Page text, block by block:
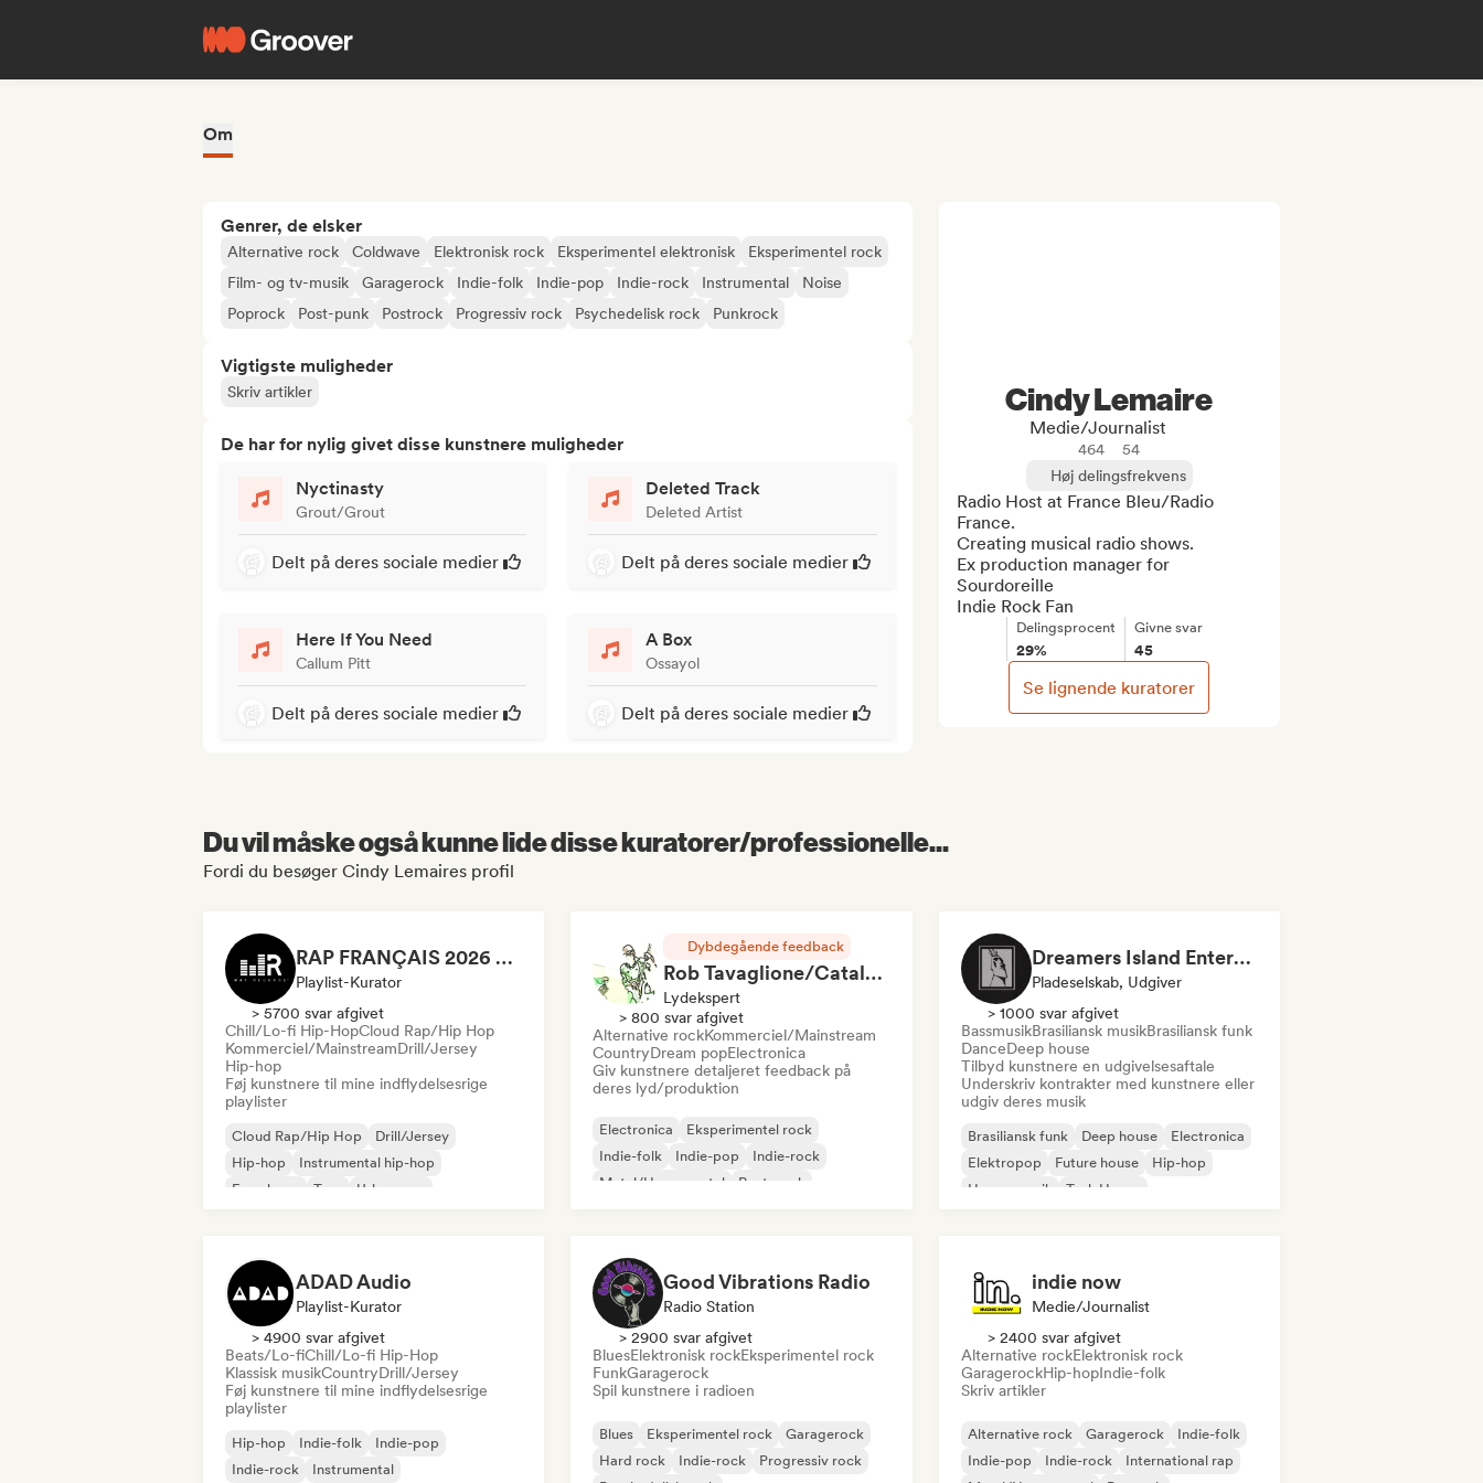
Om
Genrer, de elsker
Alternative rock Coldwave Elektronisk rock Eksperimentel elektronisk
Eksperimentel rock
Film- og tv-musik
Garagerock Indie-folk Indie-pop Indie-rock Instrumental
Noise
Poprock
Post-punk Postrock Progressiv rock Psychedelisk rock Punkrock
Vigtigste muligheder
Skriv artikler
De har for nylig givet disse kunstnere muligheder
Nyctinasty
Grout/Grout
Delt på deres sociale medier
Deleted Track
Deleted Artist
Delt på deres sociale medier
Here If You Need
Callum Pitt
Delt på deres sociale medier
A Box
Ossayol
Delt på deres sociale medier
Cindy Lemaire
Medie/journalist
464
54
Høj delingsfrekvens
Radio Host at France Bleu/Radio
France.
Creating musical radio shows.
Ex production manager for
Sourdoreille
Indie Rock Fan
Delingsprocent
29%
Givne svar
45
Se lignende kuratorer
Du vil måske også kunne lide disse kuratorer/professionelle...
Fordi du besøger Cindy Lemaires profil
RAP FRANÇAIS 2026 🔥🇫🇷 (Way Records)
Playlist-Kurator
> 5700 svar afgivet
Chill/Lo-fi Hip-HopCloud Rap/Hip Hop
Kommerciel/MainstreamDrill/Jersey
Hip-hop
Føj kunstnere til mine indflydelsesrige
playlister
Cloud Rap/Hip Hop
Drill/Jersey
Hip-hop
Instrumental hip-hop
Fransk rap
Trap
Urban pop
Dybdegående feedback
Rob Tavaglione/Catalyst Recording
Lydekspert
> 800 svar afgivet
Alternative rockKommerciel/Mainstream
CountryDream popElectronica
Giv kunstnere detaljeret feedback på
deres lyd/produktion
Electronica
Eksperimentel rock
Indie-folk
Indie-pop
Indie-rock
Metal/Heavy metal
Post-punk
Dreamers Island Entertainment
Pladeselskab, Udgiver
> 1000 svar afgivet
BassmusikBrasiliansk musikBrasiliansk funk
DanceDeep house
Tilbyd kunstnere en udgivelsesaftale
Underskriv kontrakter med kunstnere eller
udgiv deres musik
Brasiliansk funk Deep house
Electronica
Elektropop
Future house
Hip-hop
House-musik
Tech House
ADAD Audio
Playlist-Kurator
> 4900 svar afgivet
Beats/Lo-fiChill/Lo-fi Hip-Hop
Klassisk musikCountryDrill/Jersey
Føj kunstnere til mine indflydelsesrige
playlister
Hip-hop Indie-folk
Indie-pop
Indie-rock
Instrumental
Good Vibrations Radio
Radio Station
> 2900 svar afgivet
BluesElektronisk rockEksperimentel rock
FunkGaragerock
Spil kunstnere i radioen
Blues Eksperimentel rock
Garagerock
Hard rock
Indie-rock
Progressiv rock
indie now
Medie/journalist
> 2400 svar afgivet
Alternative rockElektronisk rock
GaragerockHip-hopIndie-folk
Skriv artikler
Alternative rock Garagerock
Indie-folk
Indie-pop
Indie-rock
International rap